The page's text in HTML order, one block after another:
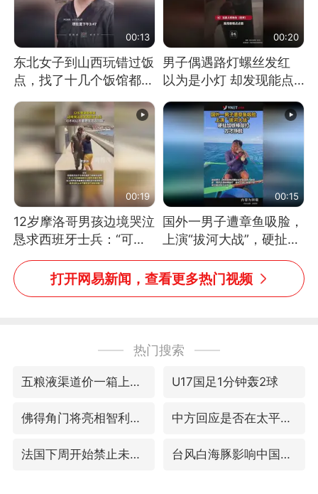
00:13
东北女子到山西玩错过饭
点，找了十几个饭馆都没
开门：午休到几点
00:20
男子偶遇路灯螺丝发红
以为是小灯 却发现能点
燃香烟 当事人：已报警
处理
00:19
12岁摩洛哥男孩边境哭泣
恳求西班牙士兵：“可不
可以不要把我遣返回国”
00:15
国外一男子遭章鱼吸脸，
上演“拔河大战”，硬扯加
铁棒敲打方才挣脱
打开网易新闻，查看更多热门视频
热门搜索
五粮液渠道价一箱上涨近百元 U17国足1分钟轰2球
佛得角门将亮相智利俱乐部主场 中方回应是否在太平洋海底开采稀土
法国下周开始禁止未经同意的电话营销 台风白海豚影响中国已成定局